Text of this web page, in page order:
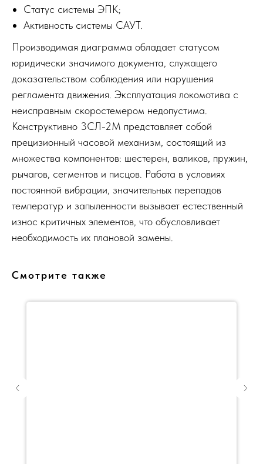
Статус системы ЭПК;
Активность системы САУТ.
Производимая диаграмма обладает статусом
юридически значимого документа, служащего
доказательством соблюдения или нарушения
регламента движения. Эксплуатация локомотива с
неисправным скоростемером недопустима.
Конструктивно 3СЛ-2М представляет собой
прецизионный часовой механизм, состоящий из
множества компонентов: шестерен, валиков, пружин,
рычагов, сегментов и писцов. Работа в условиях
постоянной вибрации, значительных перепадов
температур и запыленности вызывает естественный
износ критичных элементов, что обусловливает
необходимость их плановой замены.
Смотрите также